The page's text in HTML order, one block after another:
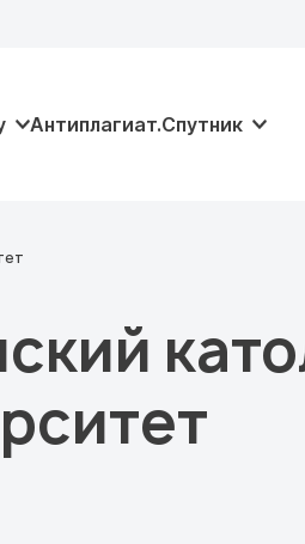
Антиплагиат.Спутник